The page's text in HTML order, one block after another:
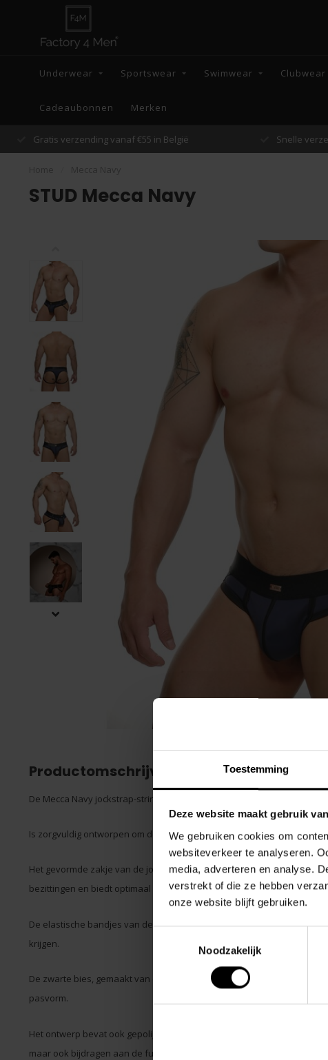
Toestemming
Deze website maakt gebruik
We gebruiken cookies om
websiteverkeer te analyseren.
media, adverteren en analyse.
verstrekt of die ze hebben
onze website blijft gebruiken.
Noodzakelijk
Underwear Sportswear Swimwear Clubwear
Cadeaubonnen Merken
Snelle verzending binnen 48 uur
STUD Mecca Navy
Productomschrijving
De Mecca Navy jockstrap-string voor heren van het merk STUD
Is zorgvuldig ontworpen om de drager zowel ondersteuning als een
Het gevormde zakje van de jockstrap zorgt voor een voorgevormde
bezittingen en biedt optimaal comfort.
De elastische bandjes van de jockstrap zijn smal en hebben een
krijgen.
De zwarte bies, gemaakt van een mix van nylon en elastaan, voegt
pasvorm.
Het ontwerp bevat ook gepolijste zilveren metalen D-ringen, die niet
maar ook bijdragen aan de functionaliteit van het stuk.